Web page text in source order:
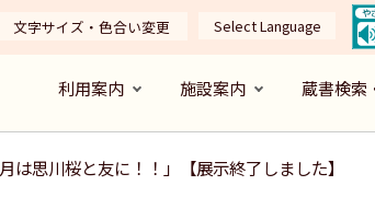
文字サイズ・色合い変更 Select Language
利用案内 施設案内 蔵書検索
は思川桜と友に！！」【展示終了しました】